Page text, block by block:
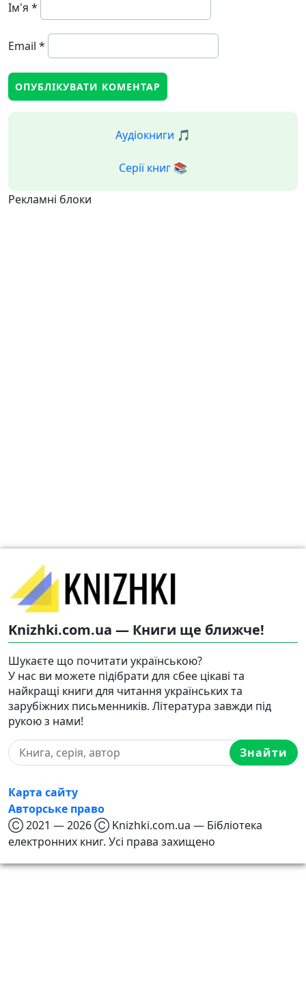
Ім'я *
Email *
Аудіокниги 🎵
Серії книг 📚
Рекламні блоки
Knizhki.com.ua — Книги ще ближче!
Шукаєте що почитати українською?
У нас ви можете підібрати для сбее цікаві та
найкращі книги для читання українських та
зарубіжних письменників. Література завжди під
рукою з нами!
Знайти
Карта сайту
Авторське право
Ⓒ 2021 — 2026 Ⓒ Knizhki.com.ua — Бібліотека
електронних книг. Усі права захищено